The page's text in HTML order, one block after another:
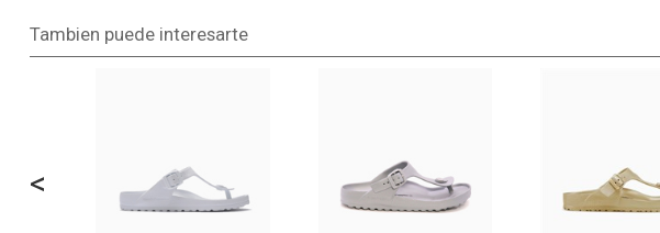
Tambien puede interesarte
<